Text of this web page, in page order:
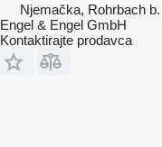
Njemačka, Rohrbach
Engel & Engel GmbH
Kontaktirajte prodavca